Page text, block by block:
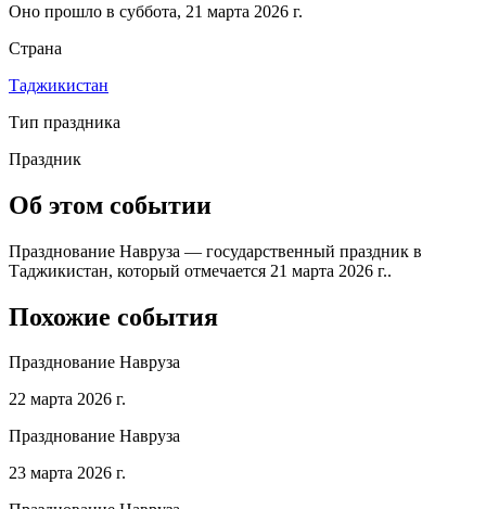
Оно прошло в суббота, 21 марта 2026 г.
Страна
Таджикистан
Тип праздника
Праздник
Об этом событии
Празднование Навруза — государственный праздник в
Таджикистан, который отмечается 21 марта 2026 г..
Похожие события
Празднование Навруза
22 марта 2026 г.
Празднование Навруза
23 марта 2026 г.